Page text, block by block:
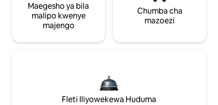
Maegesho ya bila
malipo kwenye
majengo
Chumba cha
mazoezi
Fleti Iliyowekewa Huduma